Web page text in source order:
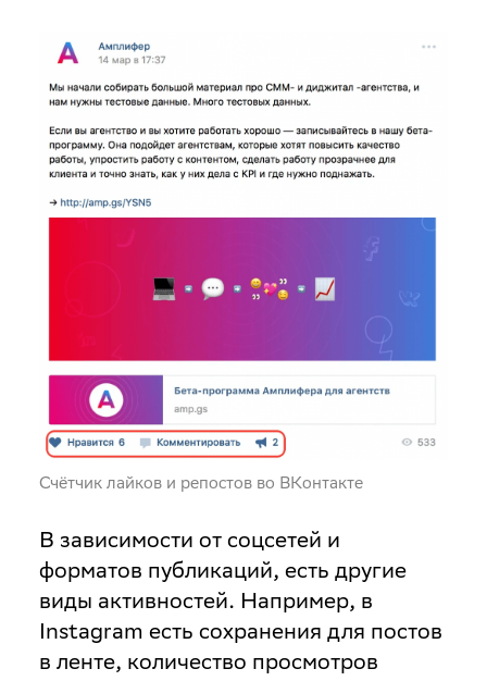
Счётчик лайков и репостов во ВКонтакте
В зависимости от соцсетей и
форматов публикаций, есть другие
виды активностей. Например, в
Instagram есть сохранения для постов
в ленте, количество просмотров